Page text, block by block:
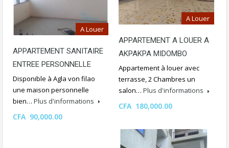
A Louer
APPARTEMENT SANITAIRE
ENTREE PERSONNELLE
Disponible à Agla von filao
une maison personnelle
bien… Plus d'informations
CFA 90,000.00
A Louer
APPARTEMENT A LOUER A
AKPAKPA MIDOMBO
Appartement à louer avec
terrasse, 2 Chambres un
salon… Plus d'informations
CFA 180,000.00